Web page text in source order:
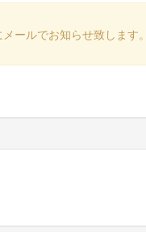
ールでお知らせ致します。